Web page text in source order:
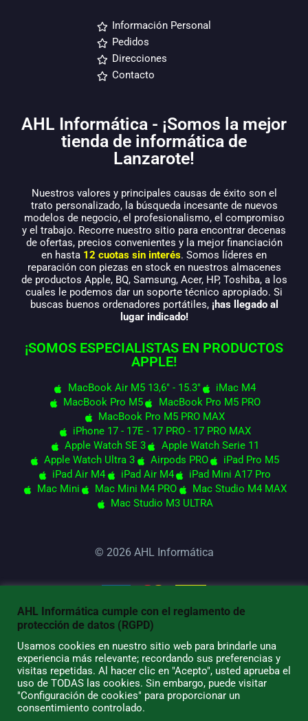
Información Personal
Pedidos
Direcciones
Contacto
AHL Informática - ¡Somos la mejor
tienda de informática de
Lanzarote!
Nuestros valores y principales causas de éxito son el
trato personalizado, la búsqueda incesante de nuevos
modelos de negocio, el profesionalismo, el compromiso
y el trabajo. Recorre nuestro sitio para encontrar decenas
de ofertas, precios convenientes y la mejor financiación
en hasta 12 cuotas sin interés. Somos líderes en
reparación con piezas en stock en nuestros almacenes
de productos Apple, BQ, Samsung, Acer, HP, Toshiba, a los
cuales le podemos dar un soporte técnico apropiado. Si
buscas buenos ordenadores portátiles, ¡has llegado al
lugar indicado!
¡SOMOS ESPECIALISTAS EN PRODUCTOS
APPLE!
MacBook Air M5 13,6" - 15.3"
iMac M4
MacBook Pro M5
MacBook Pro M5 PRO
MacBook Pro M5 PRO MAX
iPhone 17 - 17E - 17 PRO - 17 PRO MAX
Apple Watch SE 3
Apple Watch Serie 11
Apple Watch Ultra 3
Airpods PRO
iPad Pro M5
iPad Air M4
iPad Air M4
iPad Mini A17 Pro
Mac Mini
Mac Mini M4 PRO
Mac Studio M4 MAX
Mac Studio M3 ULTRA
© 2026 AHL Informática
AHL Informática cumple con el reglamento de
protección de datos (RGPD)
Usamos cookies en nuestro sitio web para brindarle una
experiencia más relevante; recordando sus preferencias y
visitas repetidas. Al hacer clic en "Acepto", usted aprueba el
uso de TODAS las cookies. Sin embargo, puede visitar
"Configuración de cookies" para proporcionar un
consentimiento controlado.